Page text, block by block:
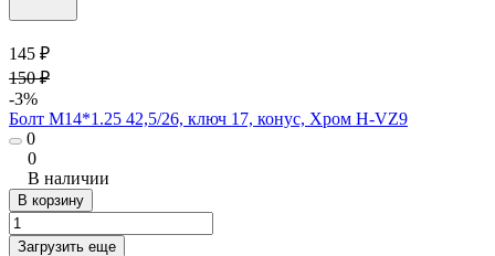
145 ₽
150 ₽
-3%
Болт M14*1.25 42,5/26, ключ 17, конус, Хром H-VZ9
0
0
В наличии
В корзину
Загрузить еще